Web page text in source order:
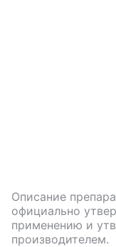
Описание
официально
применению и
производителем.